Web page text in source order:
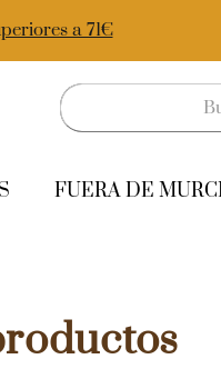
a 71€
FUERA DE